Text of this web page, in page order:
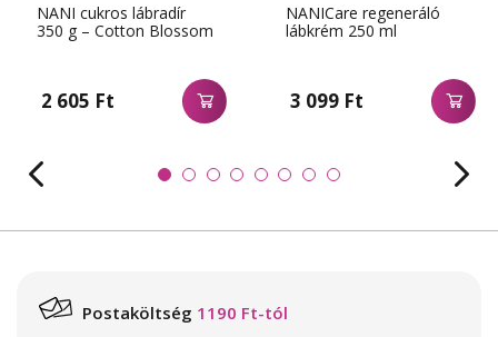
NANI cukros lábradír
350 g – Cotton Blossom
2 605 Ft
NANICare regeneráló
lábkrém 250 ml
3 099 Ft
Postaköltség 1190 Ft-tól